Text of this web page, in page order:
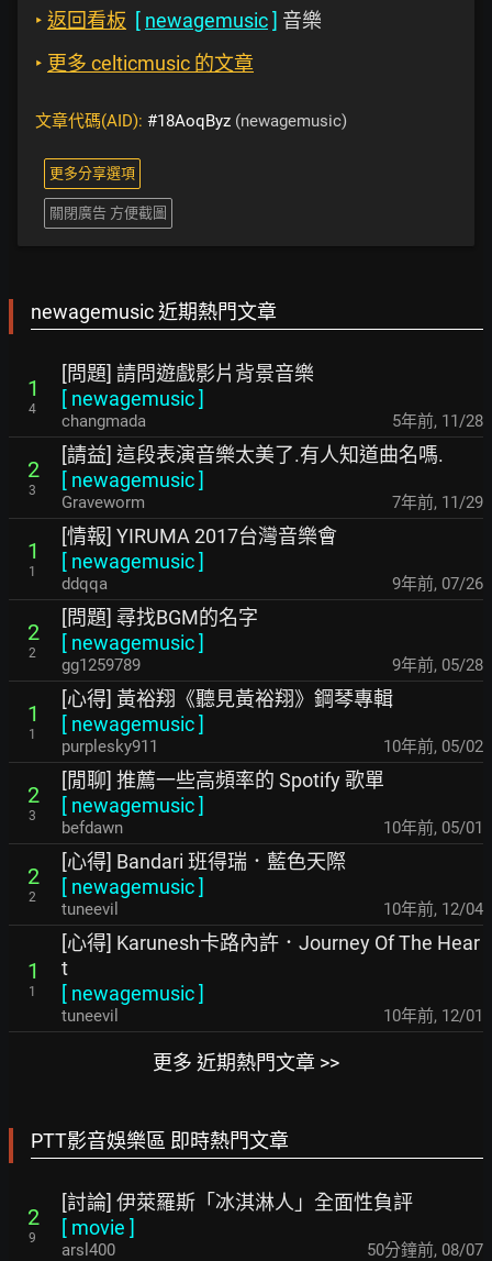
‣ 返回看板 [ newagemusic] 音樂
‣ 更多 celticmusic 的文章
文章代碼(AID): #18AoqByz (newagemusic)
更多分享選項
關閉廣告 方便截圖
newagemusic 近期熱門文章
1
4
[問題] 請問遊戲影片背景音樂
[ newagemusic]
changmada 5年前, 11/28
2
3
[請益] 這段表演音樂太美了.有人知道曲名嗎.
[ newagemusic]
Graveworm 7年前, 11/29
1
1
[情報] YIRUMA 2017台灣音樂會
[ newagemusic]
ddqqa 9年前, 07/26
2
2
[問題] 尋找BGM的名字
[ newagemusic]
gg1259789 9年前, 05/28
1
1
[心得] 黃裕翔《聽見黃裕翔》鋼琴專輯
[ newagemusic]
purplesky911 10年前, 05/02
2
3
[閒聊] 推薦一些高頻率的 Spotify 歌單
[ newagemusic]
befdawn 10年前, 05/01
2
2
[心得] Bandari 班得瑞．藍色天際
[ newagemusic]
tuneevil 10年前, 12/04
1
1
[心得] Karunesh卡路內許．Journey Of The Hear
t
[ newagemusic]
tuneevil 10年前, 12/01
更多 近期熱門文章 >>
PTT影音娛樂區 即時熱門文章
2
9
[討論] 伊萊羅斯「冰淇淋人」全面性負評
[ movie ]
arsl400 50分鐘前, 08/07